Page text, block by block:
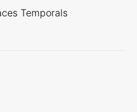
Temporals